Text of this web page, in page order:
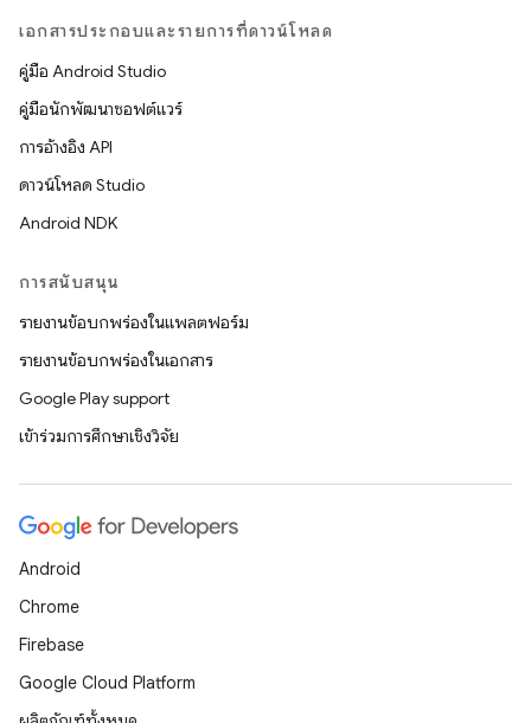
เอกสารประกอบและรายการที่ดาวน์โหลด
คู่มือ Android Studio
คู่มือนักพัฒนาซอฟต์แวร์
การอ้างอิง API
ดาวน์โหลด Studio
Android NDK
การสนับสนุน
รายงานข้อบกพร่องในแพลตฟอร์ม
รายงานข้อบกพร่องในเอกสาร
Google Play support
เข้าร่วมการศึกษาเชิงวิจัย
Android
Chrome
Firebase
Google Cloud Platform